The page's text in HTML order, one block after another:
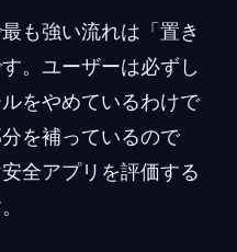
も強い流れは「置き
。ユーザーは必ずし
をやめているわけで
を補っているので
全アプリを評価する